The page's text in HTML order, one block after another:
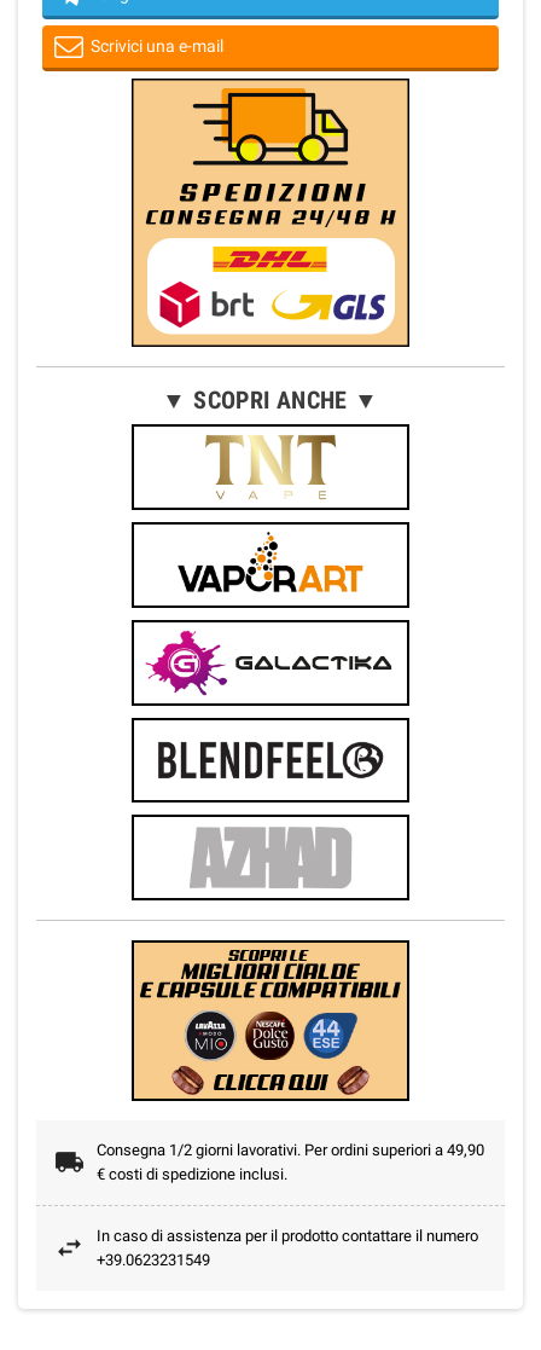
Scrivici una e-mail
▼ SCOPRI ANCHE ▼
Consegna 1/2 giorni lavorativi. Per ordini superiori a 49,90
€ costi di spedizione inclusi.
In caso di assistenza per il prodotto contattare il numero
+39.0623231549